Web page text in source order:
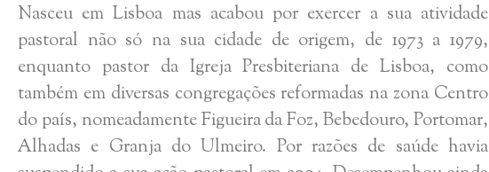
Nasceu em Lisboa mas acabou por exercer a sua atividade
pastoral não só na sua cidade de origem, de 1973 a 1979,
enquanto pastor da Igreja Presbiteriana de Lisboa, como
também em diversas congregações reformadas na zona Centro
do país, nomeadamente Figueira da Foz, Bebedouro, Portomar,
Alhadas e Granja do Ulmeiro. Por razões de saúde havia